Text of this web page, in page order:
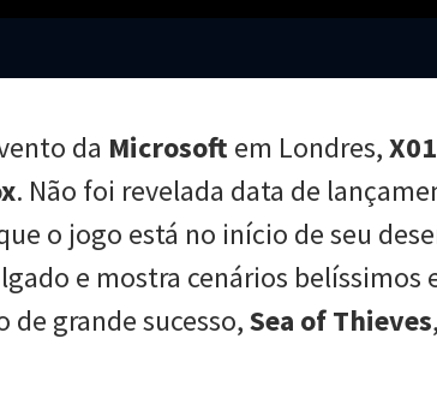
da Microsoft em Londres,
. Não foi revelada data de
o jogo está no início de seu
e mostra cenários belíssimos
de grande sucesso,Sea of Thieves